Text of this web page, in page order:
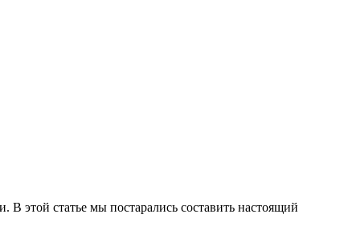
этой статье мы постарались составить настоящий